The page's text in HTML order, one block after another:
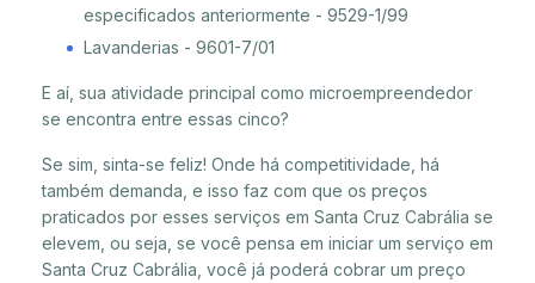
especificados anteriormente - 9529-1/99
Lavanderias - 9601-7/01
E aí, sua atividade principal como microempreendedor
se encontra entre essas cinco?
Se sim, sinta-se feliz! Onde há competitividade, há
também demanda, e isso faz com que os preços
praticados por esses serviços em Santa Cruz Cabrália se
elevem, ou seja, se você pensa em iniciar um serviço em
Santa Cruz Cabrália, você já poderá cobrar um preço